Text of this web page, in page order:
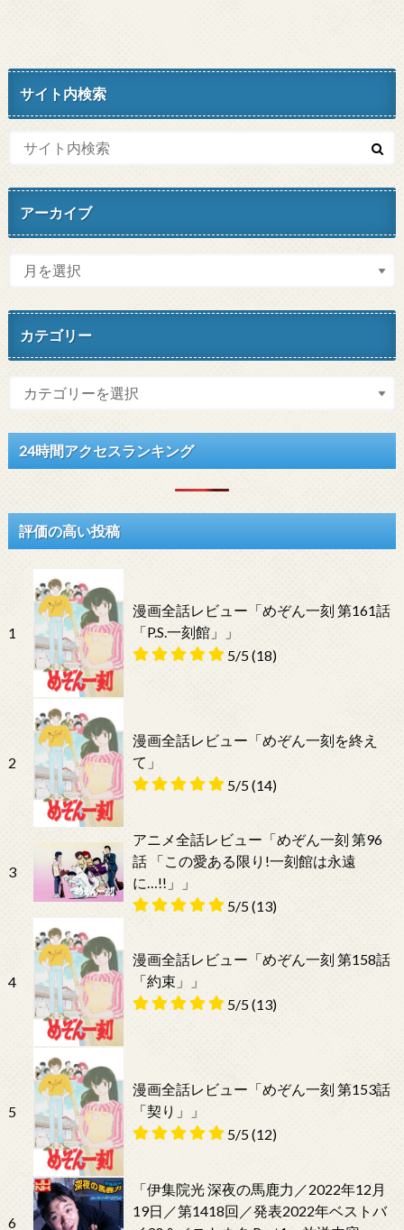
サイト内検索
アーカイブ
カテゴリー
24時間アクセスランキング
評価の高い投稿
1
漫画全話レビュー「めぞん一刻 第161話
「P.S.一刻館」」
5/5(18)
2
漫画全話レビュー「めぞん一刻を終え
て」
5/5(14)
3
アニメ全話レビュー「めぞん一刻 第96
話 「この愛ある限り!一刻館は永遠
に…!!」」
5/5(13)
4
漫画全話レビュー「めぞん一刻 第158話
「約束」」
5/5(13)
5
漫画全話レビュー「めぞん一刻 第153話
「契り」」
5/5(12)
6
「伊集院光 深夜の馬鹿力／2022年12月
19日／第1418回／発表2022年ベストバ